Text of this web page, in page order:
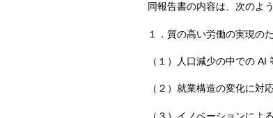
同報告書の内容は、次のよ
１．質の高い労働の実現の
（１）人口減少の中での
（２）就業構造の変化に対